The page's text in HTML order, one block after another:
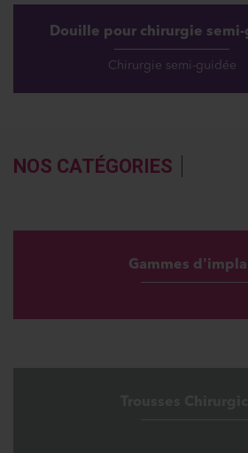
Douille pour chirurgie
Chirurgie semi-guidée
NOS CATÉGORIES
Gammes